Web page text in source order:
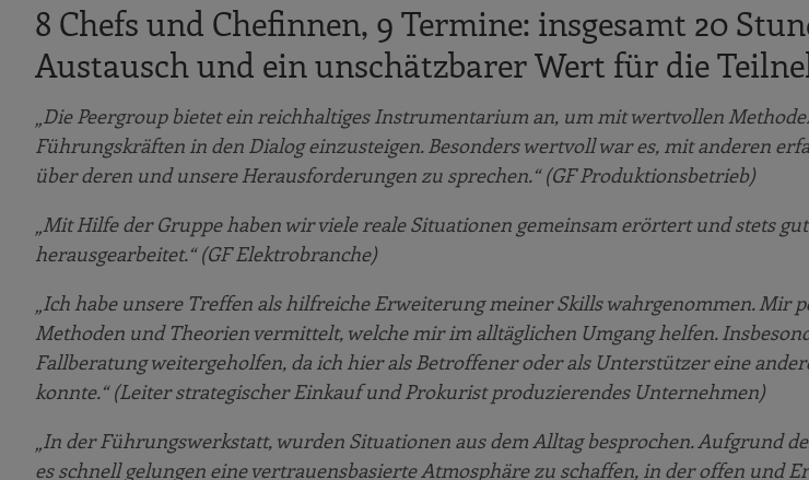
8 Chefs und Chefinnen, 9 Termine: insgesamt 20
Austausch und ein unschätzbarer Wert für die
„Die Peergroup bietet ein reichhaltiges Instrumentarium an, um mit wertvollen
Führungskräften in den Dialog einzusteigen. Besonders wertvoll war es, mit anderen
über deren und unsere Herausforderungen zu sprechen.“ (GF Produktionsbetrieb)
„Mit Hilfe der Gruppe haben wir viele reale Situationen gemeinsam erörtert und stets
herausgearbeitet.“ (GF Elektrobranche)
„Ich habe unsere Treffen als hilfreiche Erweiterung meiner Skills wahrgenommen.Mir
Methoden und Theorien vermittelt, welche mir im alltäglichen Umgang helfen.
Fallberatung weitergeholfen, da ich hier als Betroffener oder als Unterstützer eine
konnte.“ (Leiter strategischer Einkauf und Prokurist produzierendes Unternehmen)
„In der Führungswerkstatt, wurden Situationen aus dem Alltag besprochen. Aufgrund
es schnell gelungen eine vertrauensbasierte Atmosphäre zu schaffen, in der offen und